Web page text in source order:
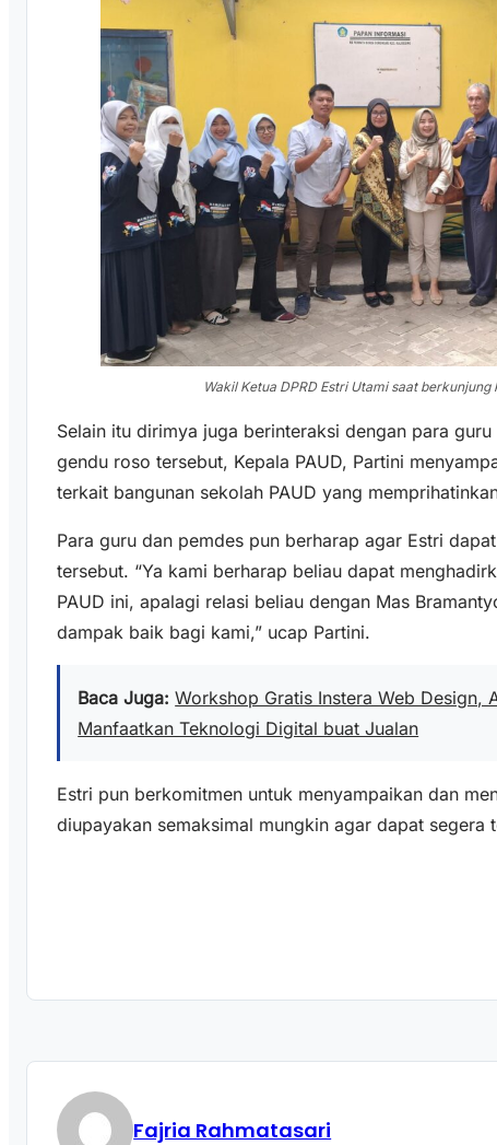
Wakil Ketua DPRD Estri Utami saat berkunjung
Selain itu dirimya juga berinteraksi dengan para
gendu roso tersebut, Kepala PAUD, Partini
terkait bangunan sekolah PAUD yang
Para guru dan pemdes pun berharap agar Estri
tersebut. “Ya kami berharap beliau dapat
PAUD ini, apalagi relasi beliau dengan Mas
dampak baik bagi kami,” ucap Partini.
Baca Juga: Workshop Gratis Instera Web Design,
Manfaatkan Teknologi Digital buat Jualan
Estri pun berkomitmen untuk menyampaikan dan
diupayakan semaksimal mungkin agar dapat segera
Fajria Rahmatasari